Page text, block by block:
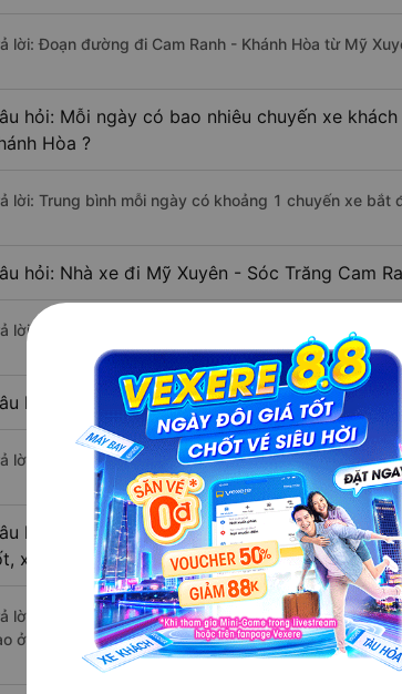
lời: Đoạn đường đi Cam Ranh - Khánh Hòa từ Mỹ
hỏi: Mỗi ngày có bao nhiêu chuyến xe
Hòa ?
lời: Trung bình mỗi ngày có khoảng 1 chuyến xe
hỏi: Nhà xe đi Mỹ Xuyên - Sóc Trăng Cam
lời: Chuyến xe có giờ xuất phát sớm nhất vào lúc
hỏi: Nhà xe đi Cam Ranh - Khánh Hòa từ
lời: Chuyến xe có giờ xuất phát trễ (muộn) nhất là
hỏi: Review xe đi Cam Ranh - Khánh Hòa
xuất sắc, cao cấp nhất?
lời: Tạm thời chưa đủ review để đánh giá có nhà xe
ở tuyến đường này có chất lượng xuất sắc.